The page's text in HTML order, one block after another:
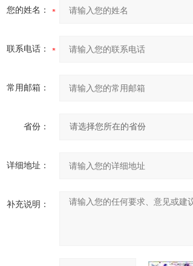
您的姓名：
联系电话：
常用邮箱：
省份：
详细地址：
补充说明：